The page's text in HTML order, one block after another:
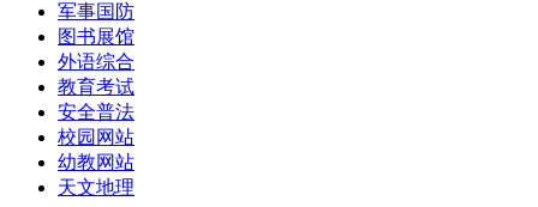
军事国防
图书展馆
外语综合
教育考试
安全普法
校园网站
幼教网站
天文地理